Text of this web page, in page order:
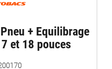
+ Equilibrage
et 18 pouces